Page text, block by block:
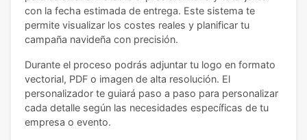
con la fecha estimada de entrega. Este sistema te
permite visualizar los costes reales y planificar tu
campaña navideña con precisión.
Durante el proceso podrás adjuntar tu logo en formato
vectorial, PDF o imagen de alta resolución. El
personalizador te guiará paso a paso para personalizar
cada detalle según las necesidades específicas de tu
empresa o evento.